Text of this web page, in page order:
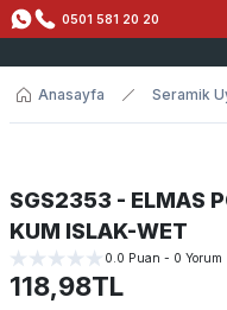
0501 581 20 20
Anasayfa Seramik
SGS2353 - ELMAS
KUM ISLAK-WET
0.0 Puan - 0 Yorum
118,98TL